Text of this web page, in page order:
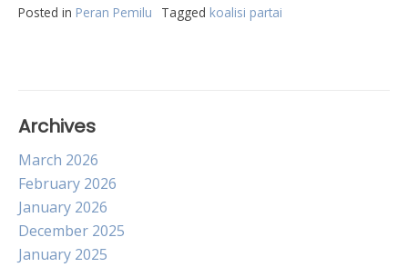
Posted in Peran Pemilu Tagged koalisi partai
Archives
March 2026
February 2026
January 2026
December 2025
January 2025